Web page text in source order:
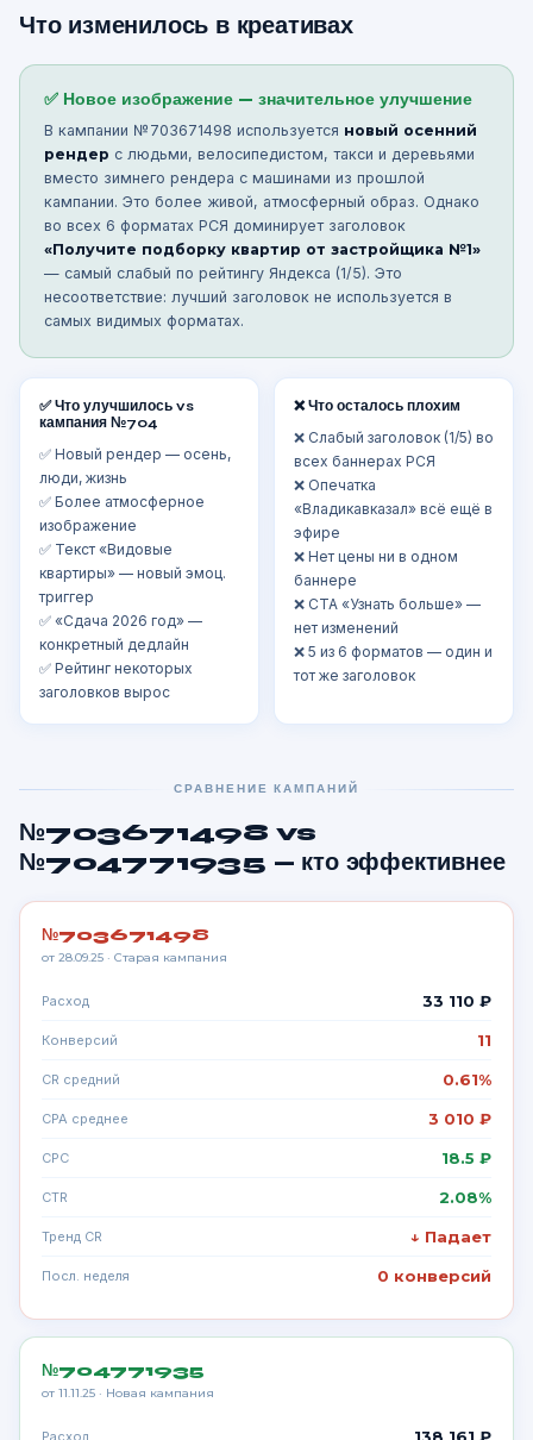
Что изменилось в креативах
✅ Новое изображение — значительное улучшение
В кампании №703671498 используется новый осенний
рендер с людьми, велосипедистом, такси и деревьями
вместо зимнего рендера с машинами из прошлой
кампании. Это более живой, атмосферный образ. Однако
во всех 6 форматах РСЯ доминирует заголовок
«Получите подборку квартир от застройщика №1»
— самый слабый по рейтингу Яндекса (1/5). Это
несоответствие: лучший заголовок не используется в
самых видимых форматах.
✅ Что улучшилось vs
кампания №704
✅ Новый рендер — осень,
люди, жизнь
✅ Более атмосферное
изображение
✅ Текст «Видовые
квартиры» — новый эмоц.
триггер
✅ «Сдача 2026 год» —
конкретный дедлайн
✅ Рейтинг некоторых
заголовков вырос
❌ Что осталось плохим
❌ Слабый заголовок (1/5) во
всех баннерах РСЯ
❌ Опечатка
«Владикавказал» всё ещё в
эфире
❌ Нет цены ни в одном
баннере
❌ CTA «Узнать больше» —
нет изменений
❌ 5 из 6 форматов — один и
тот же заголовок
СРАВНЕНИЕ КАМПАНИЙ
№703671498 vs
№704771935 — кто эффективнее
№703671498
от 28.09.25 · Старая кампания
Расход 33 110 ₽
Конверсий 11
CR средний 0.61%
CPA среднее 3 010 ₽
CPC 18.5 ₽
CTR 2.08%
Тренд CR ↓ Падает
Посл. неделя 0 конверсий
№704771935
от 11.11.25 · Новая кампания
Расход